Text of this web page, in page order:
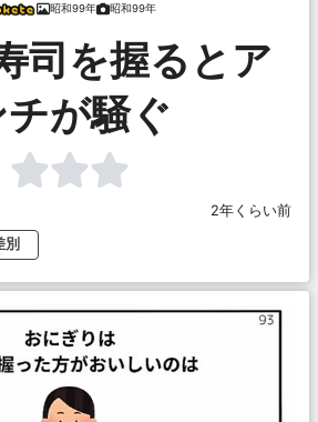
昭和99年 昭和99年
司を握るとア
チが騒ぐ
2年くらい前
別